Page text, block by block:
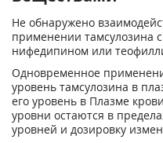
Не обнаружено
применении тамсулозина
нифедипином или
Одновременное
уровень тамсулозина в
его уровень в Плазме
уровни остаются в
уровней и дозировку